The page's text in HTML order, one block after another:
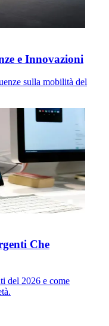
e Innovazioni
sulla mobilità del
Che
del 2026 e come